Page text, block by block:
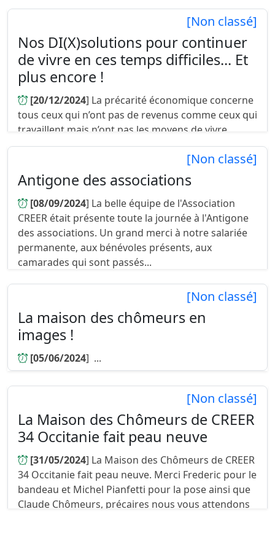
[Non classé]
Nos DI(X)solutions pour continuer
de vivre en ces temps difficiles... Et
plus encore !
[20/12/2024] La précarité économique concerne
tous ceux qui n’ont pas de revenus comme ceux qui
travaillent mais n’ont pas les moyens de vivre
décemment : ce sont tous ceux qui n’arrivent pas à
[Non classé]
Antigone des associations
[08/09/2024] La belle équipe de l'Association
CREER était présente toute la journée à l'Antigone
des associations. Un grand merci à notre salariée
permanente, aux bénévoles présents, aux
camarades qui sont passés...
[Non classé]
La maison des chômeurs en
images !
[05/06/2024] ...
[Non classé]
La Maison des Chômeurs de CREER
34 Occitanie fait peau neuve
[31/05/2024] La Maison des Chômeurs de CREER
34 Occitanie fait peau neuve. Merci Frederic pour le
bandeau et Michel Pianfetti pour la pose ainsi que
Claude Chômeurs, précaires nous vous attendons